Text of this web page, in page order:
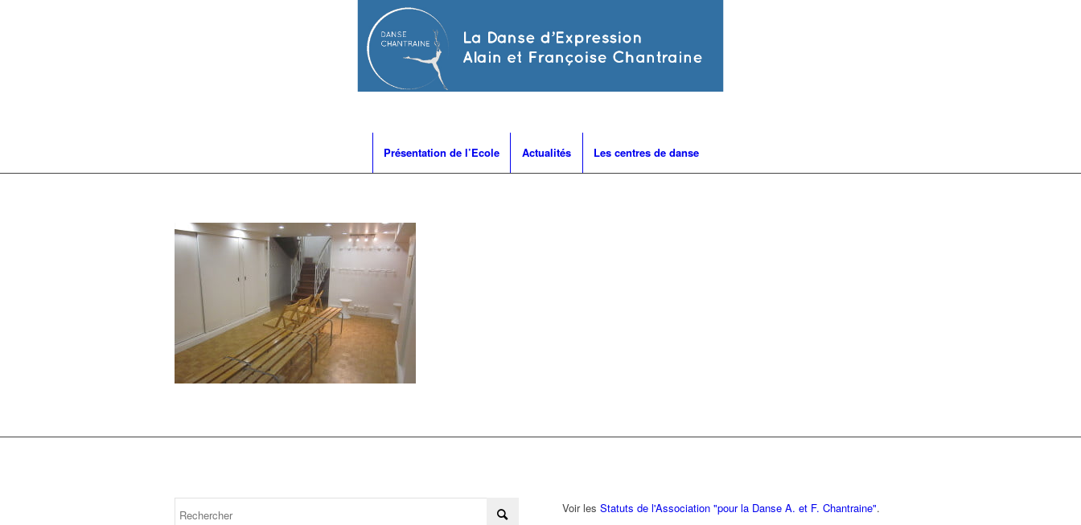
Présentation de l’Ecole Actualités Les centres de danse
Voir lesStatuts de l'Association "pour la Danse A. et F. Chantraine".